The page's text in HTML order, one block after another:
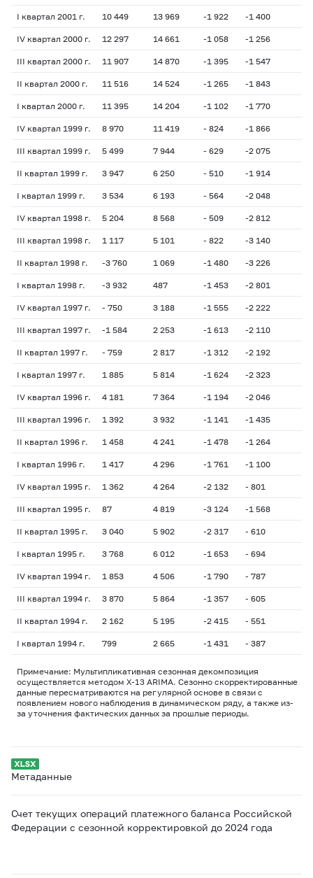
I квартал 2001 г. 10 449 13 969 -1 922 -1 400
IV квартал 2000 г. 12 297 14 661 -1 058 -1 256
III квартал 2000 г. 11 907 14 870 -1 395 -1 547
II квартал 2000 г. 11 516 14 524 -1 265 -1 843
I квартал 2000 г. 11 395 14 204 -1 102 -1 770
IV квартал 1999 г. 8 970 11 419 - 824 -1 866
III квартал 1999 г. 5 499 7 944 - 629 -2 075
II квартал 1999 г. 3 947 6 250 - 510 -1 914
I квартал 1999 г. 3 534 6 193 - 564 -2 048
IV квартал 1998 г. 5 204 8 568 - 509 -2 812
III квартал 1998 г. 1 117 5 101 - 822 -3 140
II квартал 1998 г. -3 760 1 069 -1 480 -3 226
I квартал 1998 г. -3 932 487 -1 453 -2 801
IV квартал 1997 г. - 750 3 188 -1 555 -2 222
III квартал 1997 г. -1 584 2 253 -1 613 -2 110
II квартал 1997 г. - 759 2 817 -1 312 -2 192
I квартал 1997 г. 1 885 5 814 -1 624 -2 323
IV квартал 1996 г. 4 181 7 364 -1 194 -2 046
III квартал 1996 г. 1 392 3 932 -1 141 -1 435
II квартал 1996 г. 1 458 4 241 -1 478 -1 264
I квартал 1996 г. 1 417 4 296 -1 761 -1 100
IV квартал 1995 г. 1 362 4 264 -2 132 - 801
III квартал 1995 г. 87 4 819 -3 124 -1 568
II квартал 1995 г. 3 040 5 902 -2 317 - 610
I квартал 1995 г. 3 768 6 012 -1 653 - 694
IV квартал 1994 г. 1 853 4 506 -1 790 - 787
III квартал 1994 г. 3 870 5 864 -1 357 - 605
II квартал 1994 г. 2 162 5 195 -2 415 - 551
I квартал 1994 г. 799 2 665 -1 431 - 387
Примечание: Мультипликативная сезонная декомпозиция
осуществляется методом Х-13 ARIMA. Сезонно скорректированные
данные пересматриваются на регулярной основе в связи с
появлением нового наблюдения в динамическом ряду, а также из-
за уточнения фактических данных за прошлые периоды.
Метаданные
Счет текущих операций платежного баланса Российской
Федерации с сезонной корректировкой до 2024 года